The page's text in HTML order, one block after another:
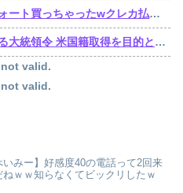
ケンモメンサー「一括でアルフォート買っちゃったwクレカ払いで来月の俺ごめんねー」銀行「デビットカードなんで即時引き落としです」
トランプ氏、「出産旅行」禁じる大統領令 米国籍取得を目的とした中国人らの渡米を問題視
valid.
valid.
いみー】好感度40の電話って2回来
ねｗｗ知らなくてビックリしたｗ